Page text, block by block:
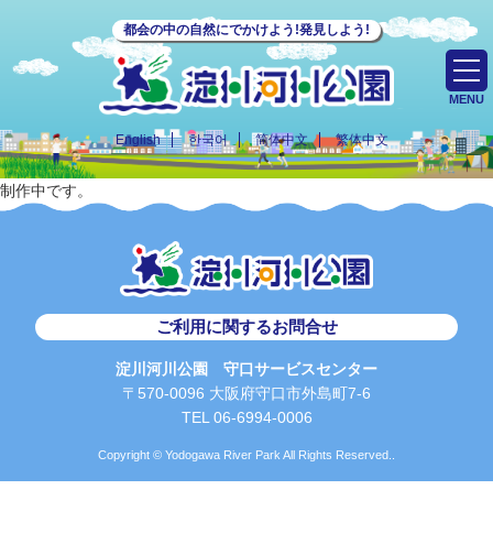
都会の中の自然にでかけよう!発見しよう!
English 한국어 简体中文 繁体中文
MENU
制作中です。
ご利用に関するお問合せ
淀川河川公園 守口サービスセンター
〒570-0096 大阪府守口市外島町7-6
TEL 06-6994-0006
Copyright © Yodogawa River Park All Rights Reserved..